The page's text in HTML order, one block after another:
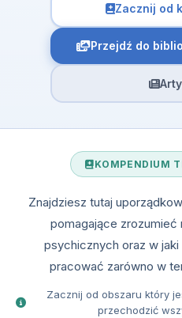
Zacznij od
Przejdź do
KOMPENDIUM
Znajdziesz tutaj
pomagające zrozumieć
psychicznych oraz w
pracować zarówno w
Zacznij od obszaru który
przechodzić